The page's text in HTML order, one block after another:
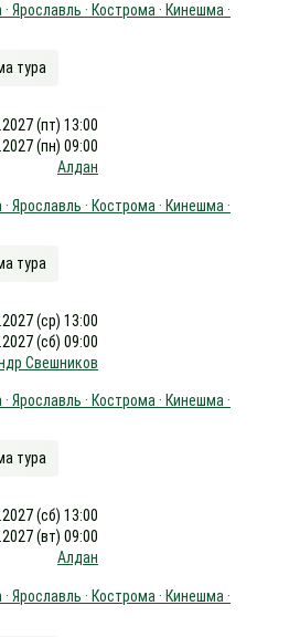
Ярославль · Кострома · Кинешма ·
тура
(пт) 13:00
(пн) 09:00
Алдан
Ярославль · Кострома · Кинешма ·
тура
(ср) 13:00
(сб) 09:00
Свешников
Ярославль · Кострома · Кинешма ·
тура
(сб) 13:00
(вт) 09:00
Алдан
Ярославль · Кострома · Кинешма ·